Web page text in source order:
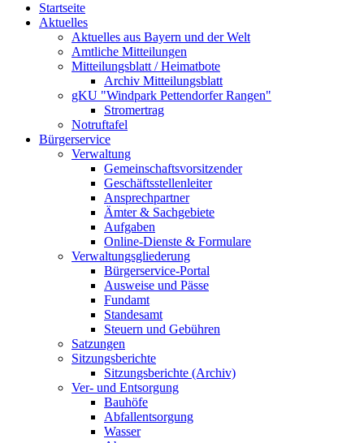
Startseite
Aktuelles
Aktuelles aus Bayern und der Welt
Amtliche Mitteilungen
Mitteilungsblatt / Heimatbote
Archiv Mitteilungsblatt
gKU "Windpark Pettendorfer Rangen"
Stromertrag
Notruftafel
Bürgerservice
Verwaltung
Gemeinschaftsvorsitzender
Geschäftsstellenleiter
Ansprechpartner
Ämter & Sachgebiete
Aufgaben
Online-Dienste & Formulare
Verwaltungsgliederung
Bürgerservice-Portal
Ausweise und Pässe
Fundamt
Standesamt
Steuern und Gebühren
Satzungen
Sitzungsberichte
Sitzungsberichte (Archiv)
Ver- und Entsorgung
Bauhöfe
Abfallentsorgung
Wasser